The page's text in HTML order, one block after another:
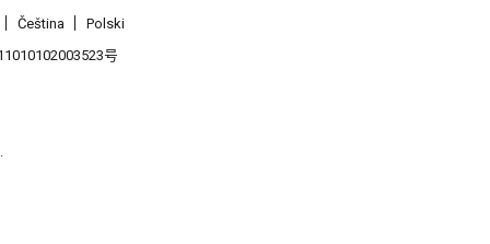
Čeština
Polski
号